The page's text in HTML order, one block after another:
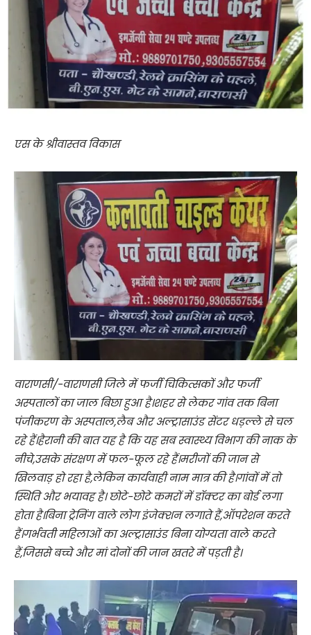
एस के श्रीवास्तव विकास
वाराणसी/-वाराणसी जिले में फर्जी चिकित्सकों और फर्जी
अस्पतालों का जाल बिछा हुआ है।शहर से लेकर गांव तक बिना
पंजीकरण के अस्पताल,लैब और अल्ट्रासाउंड सेंटर धड़ल्ले से चल
रहे हैं।हैरानी की बात यह है कि यह सब स्वास्थ्य विभाग की नाक के
नीचे,उसके संरक्षण में फल-फूल रहे हैं।मरीजों की जान से
खिलवाड़ हो रहा है,लेकिन कार्यवाही नाम मात्र की है।गांवों में तो
स्थिति और भयावह है। छोटे-छोटे कमरों में डॉक्टर का बोर्ड लगा
होता है।बिना ट्रेनिंग वाले लोग इंजेक्शन लगाते हैं,ऑपरेशन करते
हैं।गर्भवती महिलाओं का अल्ट्रासाउंड बिना योग्यता वाले करते
हैं,जिससे बच्चे और मां दोनों की जान खतरे में पड़ती है।